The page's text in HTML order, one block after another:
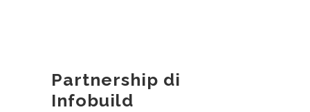
Partnership di
Infobuild